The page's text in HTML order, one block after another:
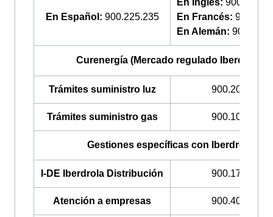
En Español: 900.225.235
En Inglés: 900 322
En Francés: 900 322
En Alemán: 900 225
Curenergía (Mercado regulado Iberdrola)
Trámites suministro luz 900.200.708
Trámites suministro gas 900.100.309
Gestiones específicas con Iberdrola
I-DE Iberdrola Distribución 900.171.171
Atención a empresas 900.400.408